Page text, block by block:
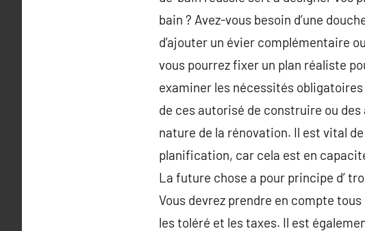
bain ? Avez-vous besoin d’une
d’ajouter un évier complémentaire
vous pourrez fixer un plan réaliste
examiner les nécessités
de ces autorisé de construire ou
nature de la rénovation. Il est vital
planification, car cela est en
La future chose a pour principe d’
Vous devrez prendre en compte
les toléré et les taxes. Il est